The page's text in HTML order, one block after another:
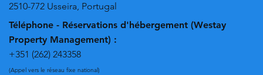
2510-772 Usseira, Portugal
Téléphone - Réservations d'hébergement (Westay
Property Management) :
+351 (262) 243358
(Appel vers le réseau fixe national)